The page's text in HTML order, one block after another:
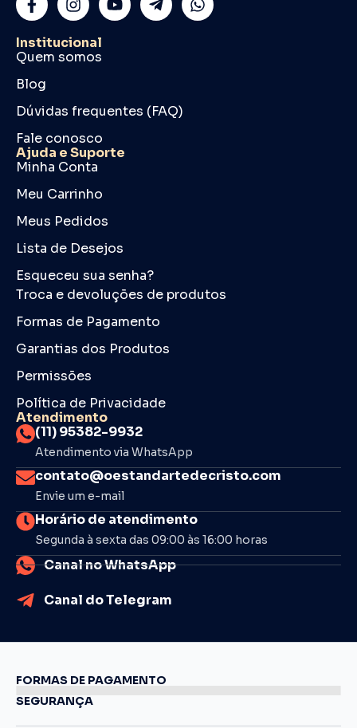
Institucional
Quem somos
Blog
Dúvidas frequentes (FAQ)
Fale conosco
Ajuda e Suporte
Minha Conta
Meu Carrinho
Meus Pedidos
Lista de Desejos
Esqueceu sua senha?
Troca e devoluções de produtos
Formas de Pagamento
Garantias dos Produtos
Permissões
Política de Privacidade
Atendimento
(11) 95382-9932
Atendimento via WhatsApp
contato@oestandartedecristo.com
Envie um e-mail
Horário de atendimento
Segunda à sexta das 09:00 às 16:00 horas
Canal no WhatsApp
Canal do Telegram
FORMAS DE PAGAMENTO
SEGURANÇA